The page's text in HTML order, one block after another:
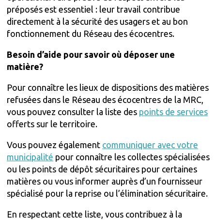
préposés est essentiel : leur travail contribue
directement à la sécurité des usagers et au bon
fonctionnement du Réseau des écocentres.
Besoin d’aide pour savoir où déposer une
matière?
Pour connaître les lieux de dispositions des matières
refusées dans le Réseau des écocentres de la MRC,
vous pouvez consulter la liste des points de services
offerts sur le territoire.
Vous pouvez également communiquer avec votre
municipalité pour connaître les collectes spécialisées
ou les points de dépôt sécuritaires pour certaines
matières ou vous informer auprès d’un fournisseur
spécialisé pour la reprise ou l’élimination sécuritaire.
En respectant cette liste, vous contribuez à la